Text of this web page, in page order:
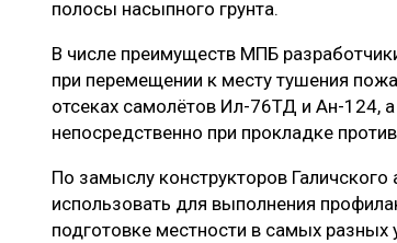
полосы насыпного грунта.
В числе преимуществ МПБ
при перемещении к месту тушения
отсеках самолётов Ил-76ТД и Ан-124,
непосредственно при прокладке
По замыслу конструкторов
использовать для выполнения
подготовке местности в самых